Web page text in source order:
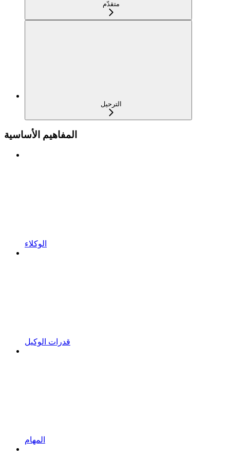
متقدّم
الترحيل
المفاهيم الأساسية
الوكلاء
قدرات الوكيل
المهام